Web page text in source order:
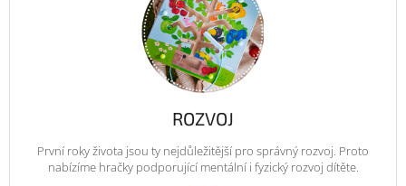
ROZVOJ
První roky života jsou ty nejdůležitější pro správný rozvoj. Proto
nabízíme hračky podporující mentální i fyzický rozvoj dítěte.